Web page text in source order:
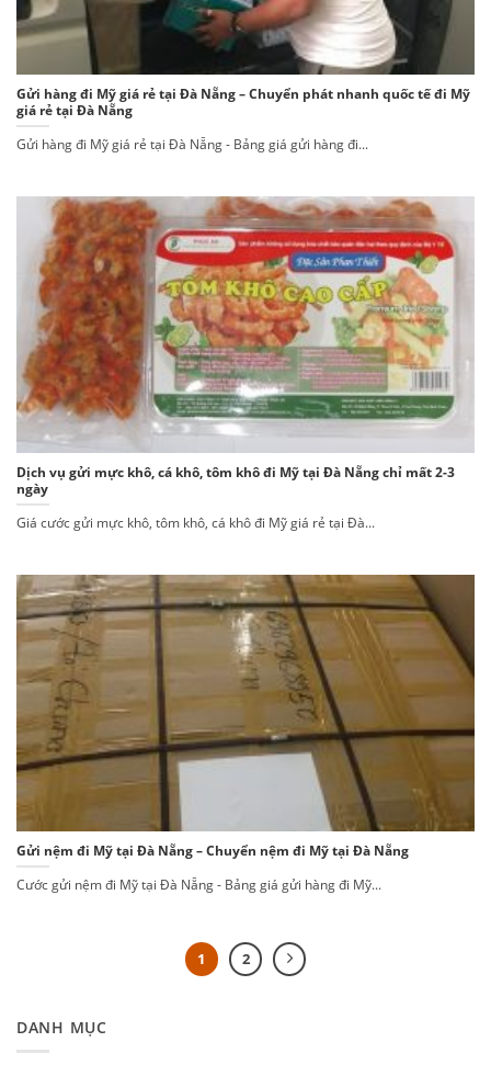
Gửi hàng đi Mỹ giá rẻ tại Đà Nẵng – Chuyển phát nhanh quốc tế đi Mỹ
giá rẻ tại Đà Nẵng
Gửi hàng đi Mỹ giá rẻ tại Đà Nẵng - Bảng giá gửi hàng đi...
Dịch vụ gửi mực khô, cá khô, tôm khô đi Mỹ tại Đà Nẵng chỉ mất 2-3
ngày
Giá cước gửi mực khô, tôm khô, cá khô đi Mỹ giá rẻ tại Đà...
Gửi nệm đi Mỹ tại Đà Nẵng – Chuyển nệm đi Mỹ tại Đà Nẵng
Cước gửi nệm đi Mỹ tại Đà Nẵng - Bảng giá gửi hàng đi Mỹ...
1 2
DANH MỤC